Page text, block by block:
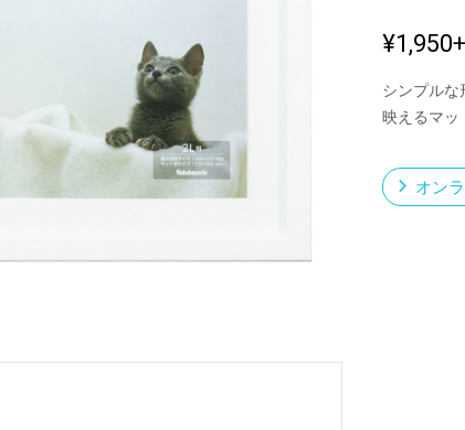
¥1,950
シンプルな
映えるマッ
オン